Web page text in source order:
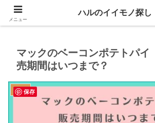
生活や趣味に役立つイイモノを紹介す
マックのベーコンポテトパイ
売期間はいつまで？
食べ物
メニュー
ハルのイイモノ探し
保存